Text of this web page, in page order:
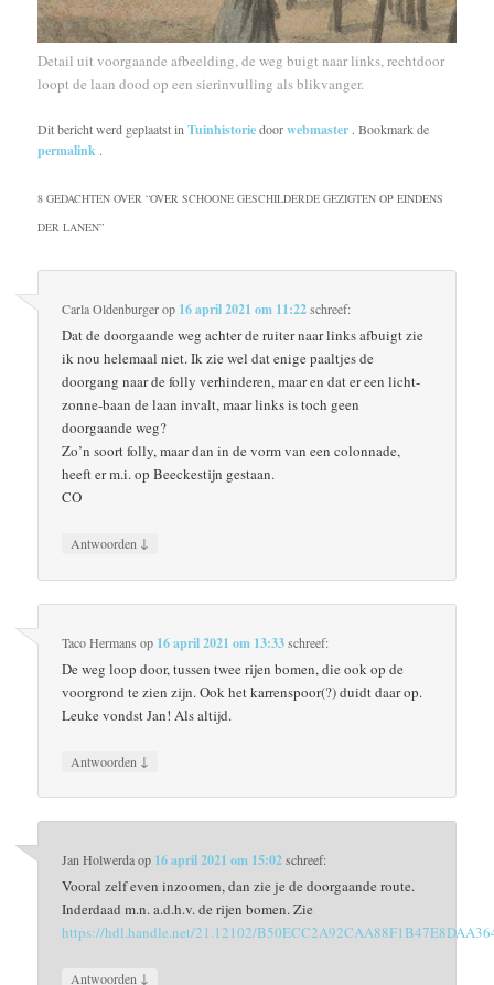
Detail uit voorgaande afbeelding, de weg buigt naar links, rechtdoor
loopt de laan dood op een sierinvulling als blikvanger.
Dit bericht werd geplaatst inTuinhistoriedoorwebmaster . Bookmark de
permalink .
8 GEDACHTEN OVER “OVER SCHOONE GESCHILDERDE GEZIGTEN OP EINDENS
DER LANEN”
Carla Oldenburgerop 16 april 2021 om 11:22schreef:
Dat de doorgaande weg achter de ruiter naar links afbuigt zie
ik nou helemaal niet. Ik zie wel dat enige paaltjes de
doorgang naar de folly verhinderen, maar en dat er een licht-
zonne-baan de laan invalt, maar links is toch geen
doorgaande weg?
Zo’n soort folly, maar dan in de vorm van een colonnade,
heeft er m.i. op Beeckestijn gestaan.
CO
Antwoorden ↓
Taco Hermans op 16 april 2021 om 13:33schreef:
De weg loop door, tussen twee rijen bomen, die ook op de
voorgrond te zien zijn. Ook het karrenspoor(?) duidt daar op.
Leuke vondst Jan! Als altijd.
Antwoorden ↓
Jan Holwerdaop 16 april 2021 om 15:02schreef:
Vooral zelf even inzoomen, dan zie je de doorgaande route.
Inderdaad m.n. a.d.h.v. de rijen bomen. Zie
https://hdl.handle.net/21.12102/
Antwoorden ↓